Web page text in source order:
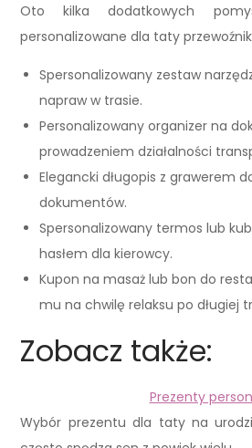
Oto kilka dodatkowych
personalizowane dla taty
Spersonalizowany zestaw
napraw w trasie.
Personalizowany organizer na
prowadzeniem działalności
Elegancki długopis z grawerem
dokumentów.
Spersonalizowany termos lub
hasłem dla kierowcy.
Kupon na masaż lub bon do
mu na chwilę relaksu po długiej
Zobacz także:
Prezenty
Wybór prezentu dla taty na